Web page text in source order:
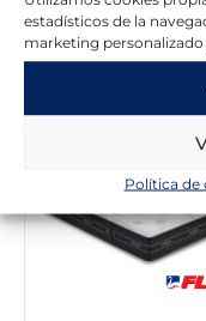
estadísticos de la
marketing
Política de
Novedades